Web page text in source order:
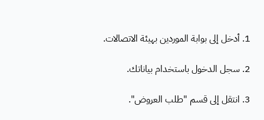
1. أدخل إلى بوابة الموردين بهيئة الاتصالات.
2. سجل الدخول باستخدام بياناتك.
3. انتقل إلى قسم "طلب العروض".